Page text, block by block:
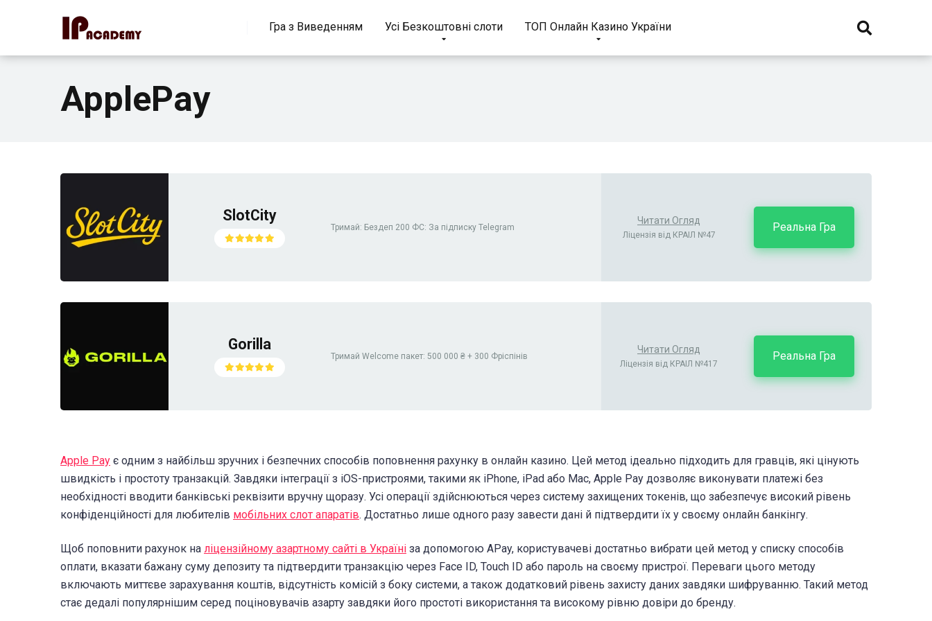
Гра з Виведенням Усі Безкоштовні слоти ТОП Онлайн Казино України
ApplePay
SlotCity
Тримай: Бездеп 200 ФС: За підписку Telegram
Читати Огляд
Ліцензія від КРАІЛ №47
Реальна Гра
Gorilla
Тримай Welcome пакет: 500 000 ₴ + 300 Фріспінів
Читати Огляд
Ліцензія від КРАІЛ №417
Реальна Гра
Apple Pay є одним з найбільш зручних і безпечних способів поповнення рахунку в онлайн казино. Цей метод ідеально підходить для гравців, які цінують
швидкість і простоту транзакцій. Завдяки інтеграції з iOS-пристроями, такими як iPhone, iPad або Mac, Apple Pay дозволяє виконувати платежі без
необхідності вводити банківські реквізити вручну щоразу. Усі операції здійснюються через систему захищених токенів, що забезпечує високий рівень
конфіденційності для любителів мобільних слот апаратів. Достатньо лише одного разу завести дані й підтвердити їх у своєму онлайн банкінгу.
Щоб поповнити рахунок на ліцензійному азартному сайті в Україні за допомогою APay, користувачеві достатньо вибрати цей метод у списку способів
оплати, вказати бажану суму депозиту та підтвердити транзакцію через Face ID, Touch ID або пароль на своєму пристрої. Переваги цього методу
включають миттєве зарахування коштів, відсутність комісій з боку системи, а також додатковий рівень захисту даних завдяки шифруванню. Такий метод
стає дедалі популярнішим серед поціновувачів азарту завдяки його простоті використання та високому рівню довіри до бренду.